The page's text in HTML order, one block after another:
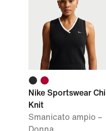
Nike Sportswear Chill
Knit
Smanicato ampio –
Donna